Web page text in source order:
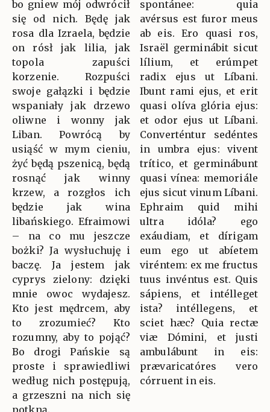
bo gniew mój odwrócił
się od nich. Będę jak
rosa dla Izraela, będzie
on rósł jak lilia, jak
topola zapuści
korzenie. Rozpuści
swoje gałązki i będzie
wspaniały jak drzewo
oliwne i wonny jak
Liban. Powrócą by
usiąść w mym cieniu,
żyć będą pszenicą, będą
rosnąć jak winny
krzew, a rozgłos ich
będzie jak wina
libańskiego. Efraimowi
– na co mu jeszcze
bożki? Ja wysłuchuję i
baczę. Ja jestem jak
cyprys zielony: dzięki
mnie owoc wydajesz.
Kto jest mędrcem, aby
to zrozumieć? Kto
rozumny, aby to pojąć?
Bo drogi Pańskie są
proste i sprawiedliwi
według nich postępują,
a grzeszni na nich się
potkną.
spontánee: quia
avérsus est furor meus
ab eis. Ero quasi ros,
Israël germinábit sicut
lílium, et erúmpet
radix ejus ut Líbani.
Ibunt rami ejus, et erit
quasi olíva glória ejus:
et odor ejus ut Líbani.
Converténtur sedéntes
in umbra ejus: vivent
trítico, et germinábunt
quasi vínea: memoriále
ejus sicut vinum Líbani.
Ephraim quid mihi
ultra idóla? ego
exáudiam, et dírigam
eum ego ut abíetem
viréntem: ex me fructus
tuus invéntus est. Quis
sápiens, et intélleget
ista? intéllegens, et
sciet hæc? Quia rectæ
viæ Dómini, et justi
ambulábunt in eis:
prævaricatóres vero
córruent in eis.